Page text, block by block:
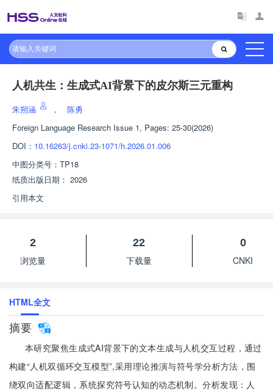
人机共生：生成式AI背景下的皮尔斯三元重构
朱朔涵 ，
陈勇
Foreign Language Research Issue 1, Pages: 25-30(2026)
DOI： 10.16263/j.cnki.23-1071/h.2026.01.006
中图分类号： TP18
纸质出版日期： 2026
引用本文
2
浏览量
22
下载量
0
CNKI
HTML全文
摘要
本研究聚焦生成式AI背景下的文本生成与人机交互过程，通过
构建“人机双循环交互模型”,采用理论推演与符号学分析方法，围
绕双向适配逻辑，系统探究符号认知的动态机制。分析发现：人